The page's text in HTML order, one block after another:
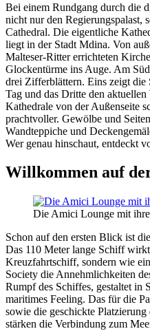
Bei einem Rundgang durch die
nicht nur den Regierungspalast,
Cathedral. Die eigentliche
liegt in der Stadt Mdina. Von
Malteser-Ritter errichteten
Glockentürme ins Auge. Am
drei Zifferblättern. Eins zeigt die
Tag und das Dritte den
Kathedrale von der Außenseite
prachtvoller. Gewölbe und
Wandteppiche und
Wer genau hinschaut, entdeckt
Willkommen auf
Die Amici Lounge mit
Schon auf den ersten Blick ist
Das 110 Meter lange Schiff
Kreuzfahrtschiff, sondern wie
Society die Annehmlichkeiten
Rumpf des Schiffes, gestaltet in
maritimes Feeling. Das für die
sowie die geschickte
stärken die Verbindung zum